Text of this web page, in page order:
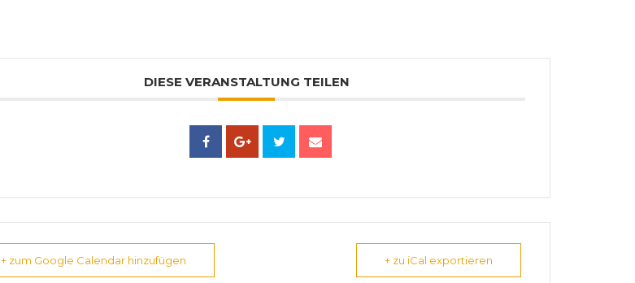
DIESE VERANSTALTUNG TEILEN
+ zum Google Calendar hinzufügen + zu iCal exportieren